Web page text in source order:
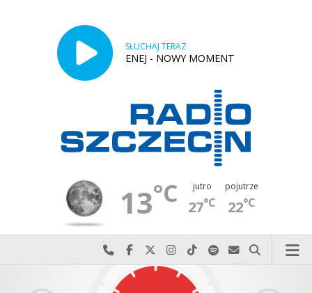
SŁUCHAJ TERAZ
ENEJ - NOWY MOMENT
13°C jutro
27°C
pojutrze
22°C
Najlepiej po prostu do nas zadzwoń
Odwiedź nas na Facebook-u
Odwiedź nas na X
Odwiedź nas na Instagram-ie
Odwiedź nas na TikTok-u
Szukaj nas na Spotify
Wyślij do nas
Szukaj